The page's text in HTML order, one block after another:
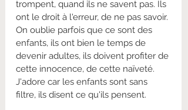
trompent, quand ils ne savent pas. Ils
ont le droit à l'erreur, de ne pas savoir.
On oublie parfois que ce sont des
enfants, ils ont bien le temps de
devenir adultes, ils doivent profiter de
cette innocence, de cette naïveté.
J'adore car les enfants sont sans
filtre, ils disent ce qu'ils pensent.